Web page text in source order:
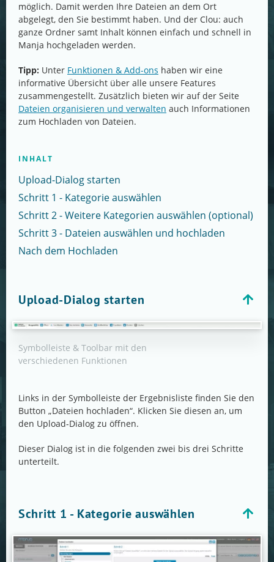
möglich. Damit werden Ihre Dateien an dem Ort
abgelegt, den Sie bestimmt haben. Und der Clou: auch
ganze Ordner samt Inhalt können einfach und schnell in
Manja hochgeladen werden.
Tipp: Unter Funktionen & Add-ons haben wir eine
informative Übersicht über alle unsere Features
zusammengestellt. Zusätzlich bieten wir auf der Seite
Dateien organisieren und verwalten auch Informationen
zum Hochladen von Dateien.
INHALT
Upload-Dialog starten
Schritt 1 - Kategorie auswählen
Schritt 2 - Weitere Kategorien auswählen (optional)
Schritt 3 - Dateien auswählen und hochladen
Nach dem Hochladen
Upload-Dialog starten
Symbolleiste & Toolbar mit den
verschiedenen Funktionen
Links in der Symbolleiste der Ergebnisliste finden Sie den
Button „Dateien hochladen“. Klicken Sie diesen an, um
den Upload-Dialog zu öffnen.
Dieser Dialog ist in die folgenden zwei bis drei Schritte
unterteilt.
Schritt 1 - Kategorie auswählen